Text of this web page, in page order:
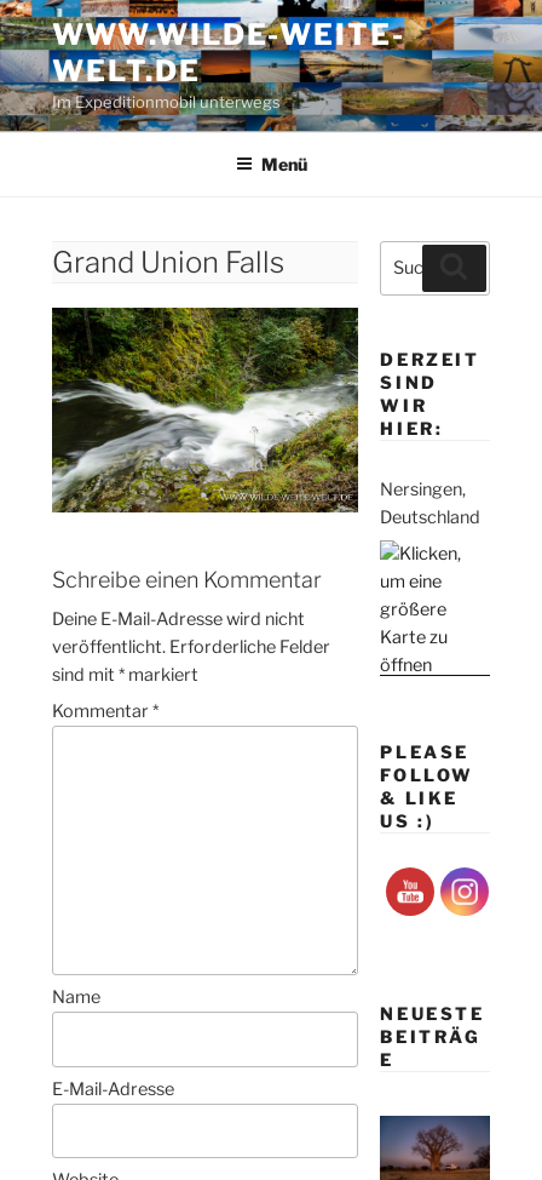
Zum
Inhalt
springen
WWW.WILDE-WEITE-
WELT.DE
Im Expeditionmobil unterwegs
Menü
Grand Union Falls
Schreibe einen Kommentar
Deine E-Mail-Adresse wird nicht
veröffentlicht. Erforderliche Felder
sind mit* markiert
Kommentar*
Name
E-Mail-Adresse
Suche
nach:
DERZEIT
SIND
WIR
HIER:
Nersingen,
Deutschland
PLEASE
FOLLOW
& LIKE
US :)
NEUESTE
BEITRÄG
E